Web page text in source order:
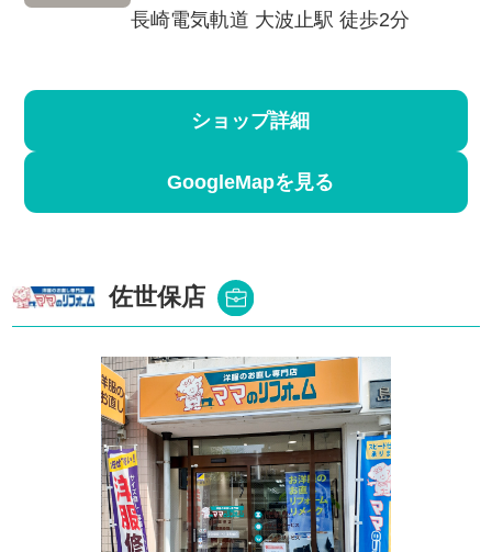
長崎電気軌道 大波止駅 徒歩2分
ショップ詳細
GoogleMapを見る
佐世保店